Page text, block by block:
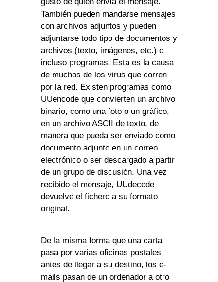
También pueden mandarse mensajes
con archivos adjuntos y pueden
adjuntarse todo tipo de documentos y
archivos (texto, imágenes, etc.) o
incluso programas. Esta es la causa
de muchos de los virus que corren
por la red. Existen programas como
UUencode que convierten un archivo
binario, como una foto o un gráfico,
en un archivo ASCII de texto, de
manera que pueda ser enviado como
documento adjunto en un correo
electrónico o ser descargado a partir
de un grupo de discusión. Una vez
recibido el mensaje, UUdecode
devuelve el fichero a su formato
original.
De la misma forma que una carta
pasa por varias oficinas postales
antes de llegar a su destino, los e-
mails pasan de un ordenador a otro